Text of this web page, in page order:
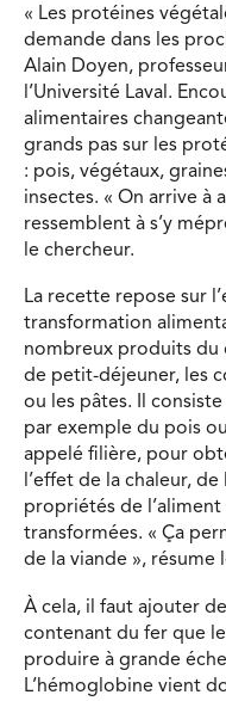
« Les protéines
demande dans les
Alain Doyen,
l’Université Laval.
alimentaires
grands pas sur les
: pois, végétaux,
insectes. « On arrive à
ressemblent à s’y
le chercheur.
La recette repose sur
transformation
nombreux produits du
de petit-déjeuner, les
ou les pâtes. Il
par exemple du pois
appelé filière, pour
l’effet de la chaleur,
propriétés de
transformées. « Ça
de la viande », résume
À cela, il faut ajouter
contenant du fer que
produire à grande
L’hémoglobine vient